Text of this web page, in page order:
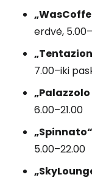
erdvė,
7.00–iki
6.00–21.00
5.00–22.00